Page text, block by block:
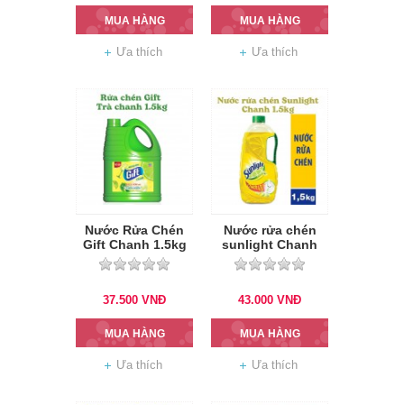
MUA HÀNG
Ưa thích
MUA HÀNG
Ưa thích
Nước Rửa Chén
Gift Chanh 1.5kg
37.500 VNĐ
MUA HÀNG
Ưa thích
Nước rửa chén
sunlight Chanh
1.5kg
43.000 VNĐ
MUA HÀNG
Ưa thích